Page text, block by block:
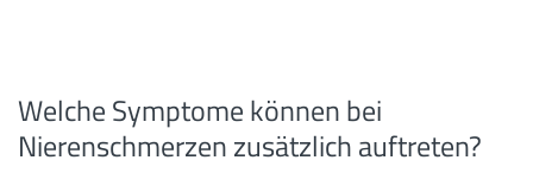
Welche Symptome können bei
Nierenschmerzen zusätzlich auftreten?